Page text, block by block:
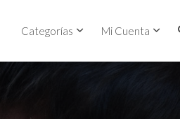
Categorías Mi Cuenta